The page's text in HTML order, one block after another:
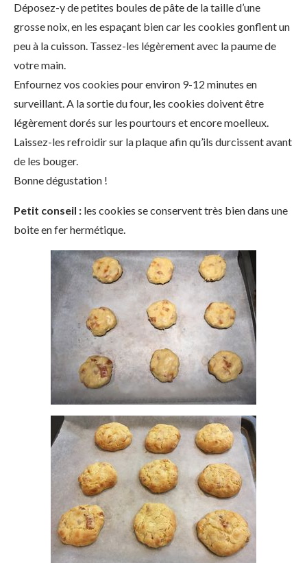
Déposez-y de petites boules de pâte de la taille d’une
grosse noix, en les espaçant bien car les cookies gonflent un
peu à la cuisson. Tassez-les légèrement avec la paume de
votre main.
Enfournez vos cookies pour environ 9-12 minutes en
surveillant. A la sortie du four, les cookies doivent être
légèrement dorés sur les pourtours et encore moelleux.
Laissez-les refroidir sur la plaque afin qu’ils durcissent avant
de les bouger.
Bonne dégustation !
Petit conseil : les cookies se conservent très bien dans une
boite en fer hermétique.